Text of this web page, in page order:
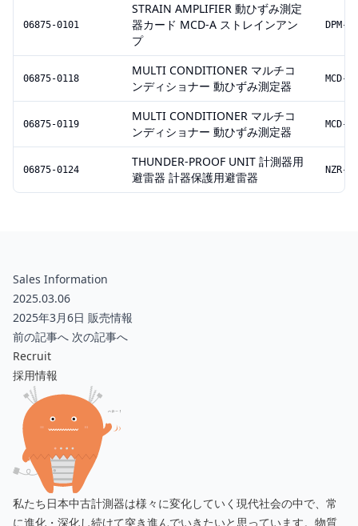
06875-0101
STRAIN AMPLIFIER 動ひずみ測定
器カード MCD-A ストレインアン
プ
DPM-
06875-0118
MULTI CONDITIONER マルチコ
ンディショナー 動ひずみ測定器
MCD-8A
06875-0119
MULTI CONDITIONER マルチコ
ンディショナー 動ひずみ測定器
MCD-8A
06875-0124
THUNDER-PROOF UNIT 計測器用
避雷器 計器保護用避雷器
NZR-7A
Sales Information
2025.03.06
2025年3月6日 販売情報
前の記事へ 次の記事へ
Recruit
採用情報
私たち日本中古計測器は様々に変化していく現代社会の中で、常
に進化・深化し続けて突き進んでいきたいと思っています。物質